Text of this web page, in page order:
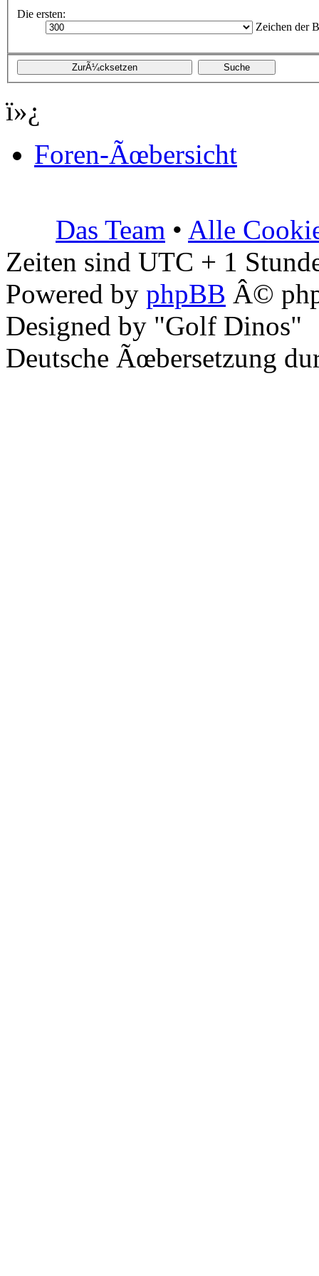
Die ersten:
Zeichen der
ï»¿
Foren-Ãœbersicht
Das Team • Alle
Zeiten sind UTC + 1
Powered by phpBB Â©
Designed by "Golf Dinos"
Deutsche Ãœbersetzung